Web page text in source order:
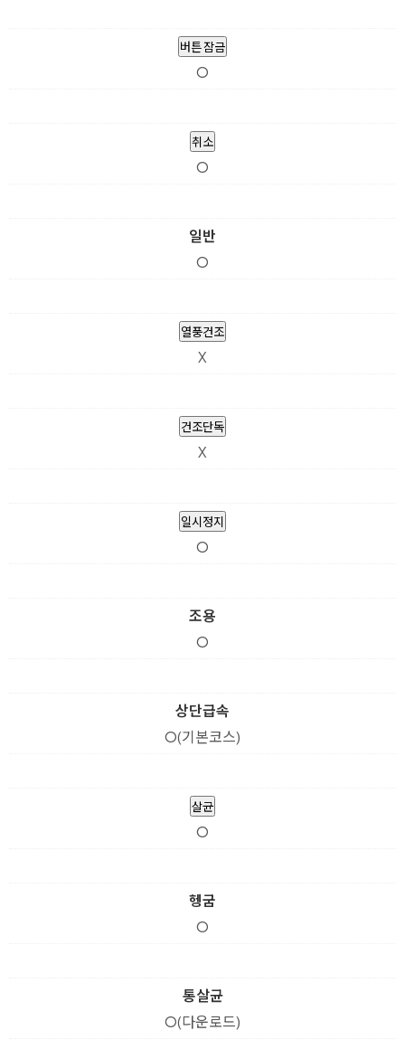
버튼 잠금
O
취소
O
일반
O
열풍건조
X
건조단독
X
일시정지
O
조용
O
상단급속
O(기본코스)
살균
O
헹굼
O
통살균
O(다운로드)